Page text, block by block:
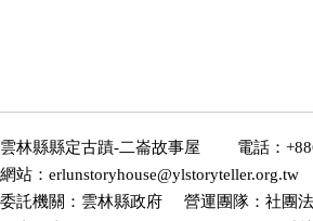
雲林縣縣定古蹟-二崙故事屋 電話：
網站：erlunstoryhouse@ylstoryteller.org.tw
委託機關：雲林縣政府 營運團隊：社團